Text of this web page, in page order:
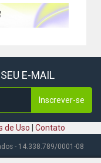
E-MAIL
Inscrever-se
de Uso Contato
- 14.338.789/0001-08